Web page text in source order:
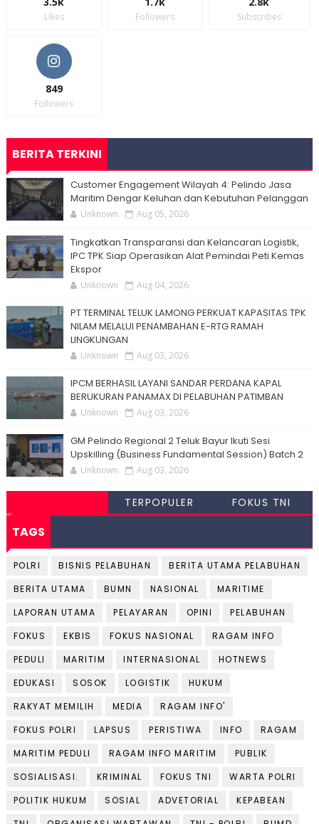
Likes Followers Subscribes
849
Followers
BERITA TERKINI
Customer Engagement Wilayah 4: Pelindo Jasa
Maritim Dengar Keluhan dan Kebutuhan Pelanggan
Unknown Aug 05, 2026
Tingkatkan Transparansi dan Kelancaran Logistik,
IPC TPK Siap Operasikan Alat Pemindai Peti Kemas
Ekspor
Unknown Aug 04, 2026
PT TERMINAL TELUK LAMONG PERKUAT KAPASITAS TPK
NILAM MELALUI PENAMBAHAN E-RTG RAMAH
LINGKUNGAN
Unknown Aug 03, 2026
IPCM BERHASIL LAYANI SANDAR PERDANA KAPAL
BERUKURAN PANAMAX DI PELABUHAN PATIMBAN
Unknown Aug 03, 2026
GM Pelindo Regional 2 Teluk Bayur Ikuti Sesi
Upskilling (Business Fundamental Session) Batch 2
Unknown Aug 03, 2026
TERPOPULER FOKUS TNI
TAGS
POLRI BISNIS PELABUHAN
BERITA UTAMA PELABUHAN
BERITA UTAMA
BUMN NASIONAL
MARITIME
LAPORAN UTAMA
PELAYARAN OPINI
PELABUHAN
FOKUS
EKBIS FOKUS NASIONAL
RAGAM INFO
PEDULI
MARITIM INTERNASIONAL
HOTNEWS
EDUKASI
SOSOK LOGISTIK
HUKUM
RAKYAT MEMILIH
MEDIA
RAGAM INFO'
FOKUS POLRI
LAPSUS PERISTIWA INFO
RAGAM
MARITIM PEDULI
RAGAM INFO MARITIM
PUBLIK
SOSIALISASI.
KRIMINAL FOKUS TNI
WARTA POLRI
POLITIK HUKUM
SOSIAL ADVETORIAL
KEPABEAN